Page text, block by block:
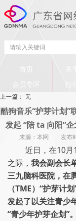
会员专区
首页
酷狗音乐“护芽计划”
发起 “陪 ta 向阳”
近日，在10月
之际， 我会副会长
三九脑科医院，在
（TME）“护芽计
发起了以关注青少
“青少年护芽企划”。
来源：本网 发布时
上一篇： 无